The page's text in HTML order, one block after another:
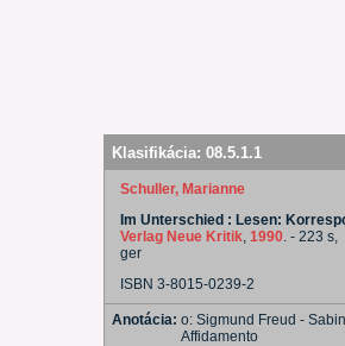
Klasifikácia: 08.5.1.1
Schuller, Marianne
Im Unterschied : Lesen:
Verlag Neue Kritik, 1990. - 223 s,
ger
ISBN 3-8015-0239-2
Anotácia: o: Sigmund Freud -
Affidamento